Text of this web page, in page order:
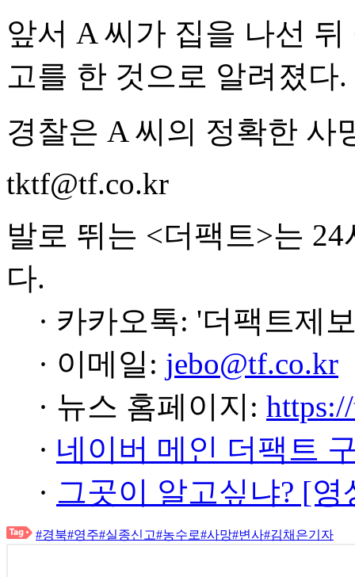
앞서 A 씨가 집을 나선
고를 한 것으로 알려졌다.
경찰은 A 씨의 정확한 사
tktf@tf.co.kr
발로 뛰는 <더팩트>는
다.
· 카카오톡: '더팩트제
· 이메일: jebo@tf.co.kr
· 뉴스 홈페이지:
· 네이버 메인 더팩트
· 그곳이 알고싶냐? [
#경북#영주#실종신고#농수로#사망#변사#김채은기자